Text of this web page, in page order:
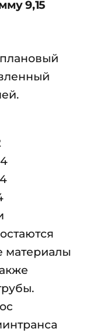
9,15
материалы